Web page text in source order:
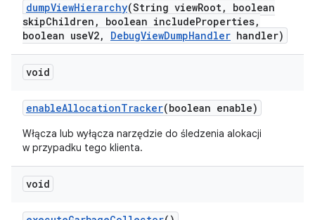
dumpViewHierarchy(String viewRoot,
boolean
skipChildren , boolean includeProperties,
boolean useV2, DebugViewDumpHandler handler)
void
enableAllocationTracker(boolean enable)
Włącza lub wyłącza narzędzie do śledzenia alokacji
w przypadku tego klienta.
void